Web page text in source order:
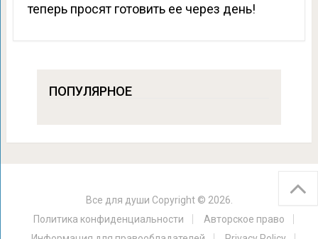
теперь просят готовить ее через день!
ПОПУЛЯРНОЕ
Все для души Copyright © 2026.
Политика конфиденциальности
Авторское право